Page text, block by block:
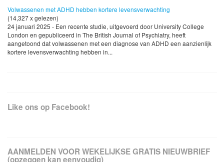
Volwassenen met ADHD hebben kortere levensverwachting
(14,327 x gelezen)
24 januari 2025 - Een recente studie, uitgevoerd door University College
London en gepubliceerd in The British Journal of Psychiatry, heeft
aangetoond dat volwassenen met een diagnose van ADHD een aanzienlijk
kortere levensverwachting hebben in...
Like ons op Facebook!
AANMELDEN VOOR WEKELIJKSE GRATIS NIEUWBRIEF
(opzeggen kan eenvoudig)